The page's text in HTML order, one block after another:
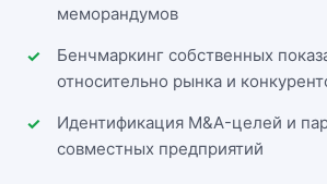
меморандумов
Бенчмаркинг собственных
относительно рынка и
Идентификация M&A-целей и
совместных предприятий